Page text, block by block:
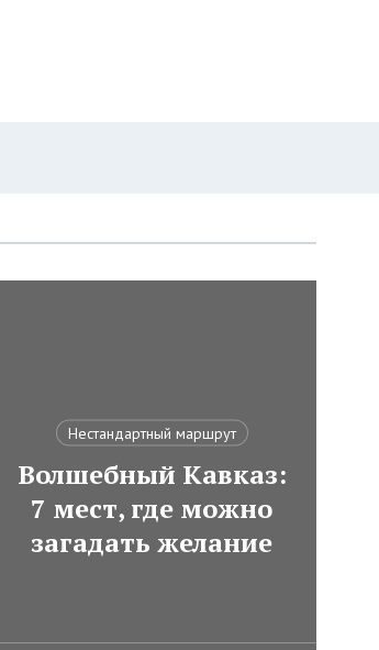
Нестандартный маршрут
Волшебный Кавказ:
7 мест, где можно
загадать желание